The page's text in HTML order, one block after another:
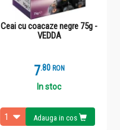
Ceai cu coacaze negre 75g -
VEDDA
7.8 RON
In stoc
Adauga in cos